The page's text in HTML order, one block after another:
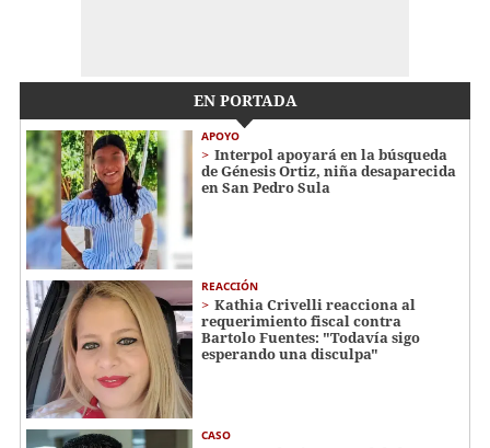
EN PORTADA
APOYO
Interpol apoyará en la búsqueda
de Génesis Ortiz, niña desaparecida
en San Pedro Sula
REACCIÓN
Kathia Crivelli reacciona al
requerimiento fiscal contra
Bartolo Fuentes: "Todavía sigo
esperando una disculpa"
CASO